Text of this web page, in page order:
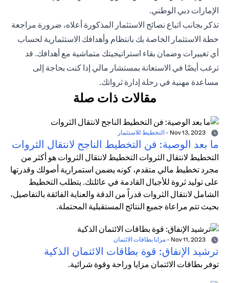
الإمارات دبي الوطني.
تذكر بجانب اتباع نصائح الاستثمار المذكورة أعلاه، ضرورة مراجعة
خطة الاستثمار الخاصة بك بانتظام وأهدافك الاستثمارية لحساب
أي تغييرات وضمان بقاء استراتيجيتك متماشية مع أهدافك. قد
ترغب أيضًا في الاستعانة بمستشار مالي إذا كنت بحاجة إلى
مساعدة مهنية في رحلة إدارة ثرواتك.
مقالات ذات صلة
- التخطيط للاستثمار
ما بعد الوصية: فن التخطيط الناجح لانتقال الثروات
التخطيط لانتقال الثروات التخطيط لانتقال الثروات هو أكثر من
مجرد تخطيط مالي متقدم، كونه يضمن استمرارية أصولك وقدرتها
على توليد ثروة للأجيال القادمة في عائلتك. يتطلب التخطيط
الشامل لانتقال الثروات قدراً من الدقة والعناية الفائقة بالتفاصيل،
بحيث تتم مراعاة جميع النتائج المستقبلية المحتملة.
- مزايا بطاقات الائتمان
ترشيد الإنفاق: قوة بطاقات الائتمان الذكية
توفر بطاقات الائتمان مزايا وراحة وقوة شرائية.